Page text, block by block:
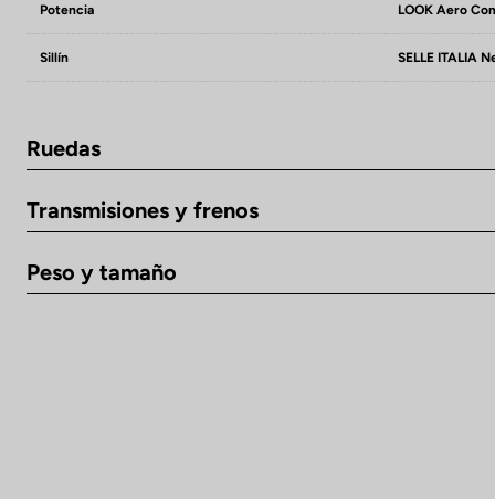
Potencia LOOK Aero
Sillín SELLE ITALIA
Ruedas
Transmisiones y frenos
Peso y tamaño